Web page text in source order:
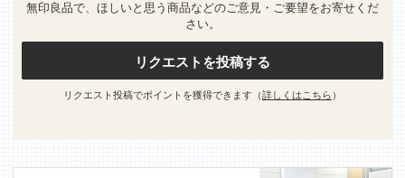
無印良品で、ほしいと思う商品などのご意見・ご要望をお寄せくだ
さい。
リクエストを投稿する
リクエスト投稿でポイントを獲得できます（詳しくはこちら ）